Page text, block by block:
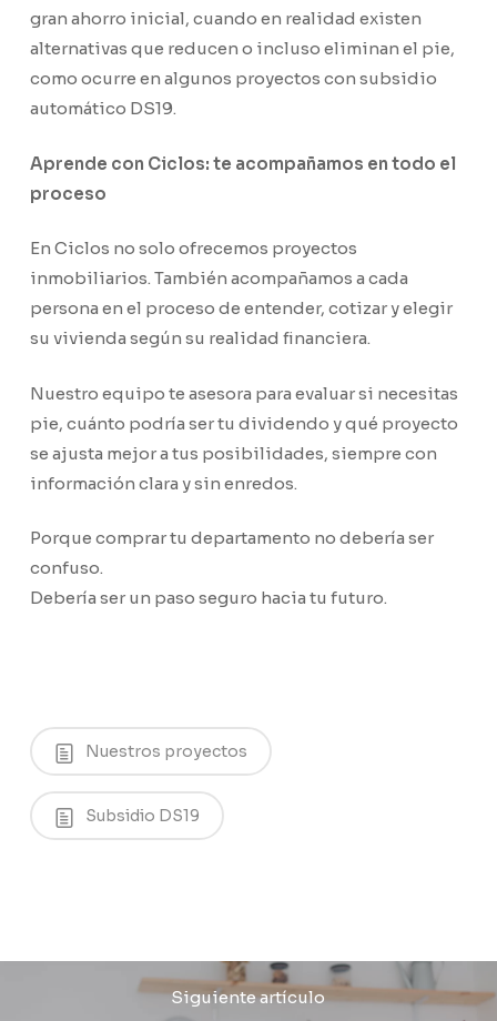
gran ahorro inicial, cuando en realidad existen
alternativas que reducen o incluso eliminan el pie,
como ocurre en algunos proyectos con subsidio
automático DS19.
Aprende con Ciclos: te acompañamos en todo el
proceso
En Ciclos no solo ofrecemos proyectos
inmobiliarios. También acompañamos a cada
persona en el proceso de entender, cotizar y elegir
su vivienda según su realidad financiera.
Nuestro equipo te asesora para evaluar si necesitas
pie, cuánto podría ser tu dividendo y qué proyecto
se ajusta mejor a tus posibilidades, siempre con
información clara y sin enredos.
Porque comprar tu departamento no debería ser
confuso.
Debería ser un paso seguro hacia tu futuro.
Nuestros proyectos
Subsidio DS19
Siguiente artículo